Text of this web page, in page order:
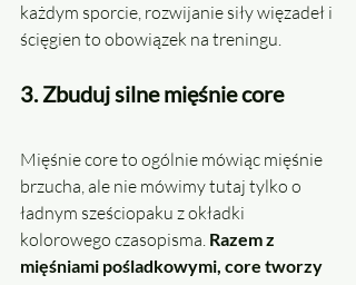
każdym sporcie, rozwijanie siły więzadeł i
ścięgien to obowiązek na treningu.
3. Zbuduj silne mięśnie core
Mięśnie core to ogólnie mówiąc mięśnie
brzucha, ale nie mówimy tutaj tylko o
ładnym sześciopaku z okładki
kolorowego czasopisma. Razem z
mięśniami pośladkowymi, core tworzy